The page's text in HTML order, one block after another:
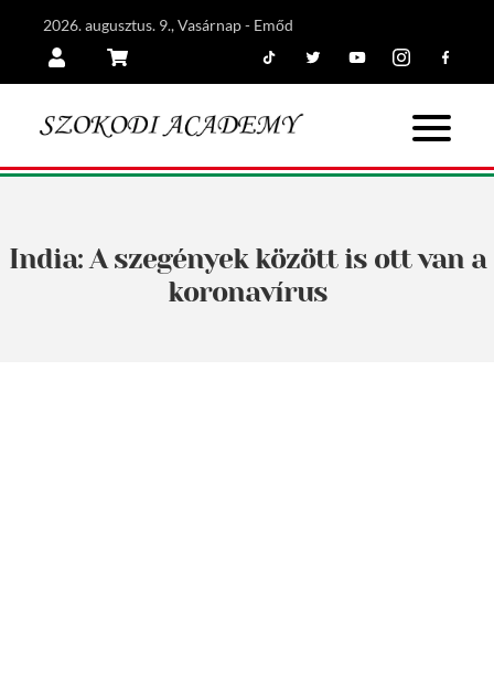
2026. augusztus. 9., Vasárnap - Emőd
India: A szegények között is ott van a
koronavírus